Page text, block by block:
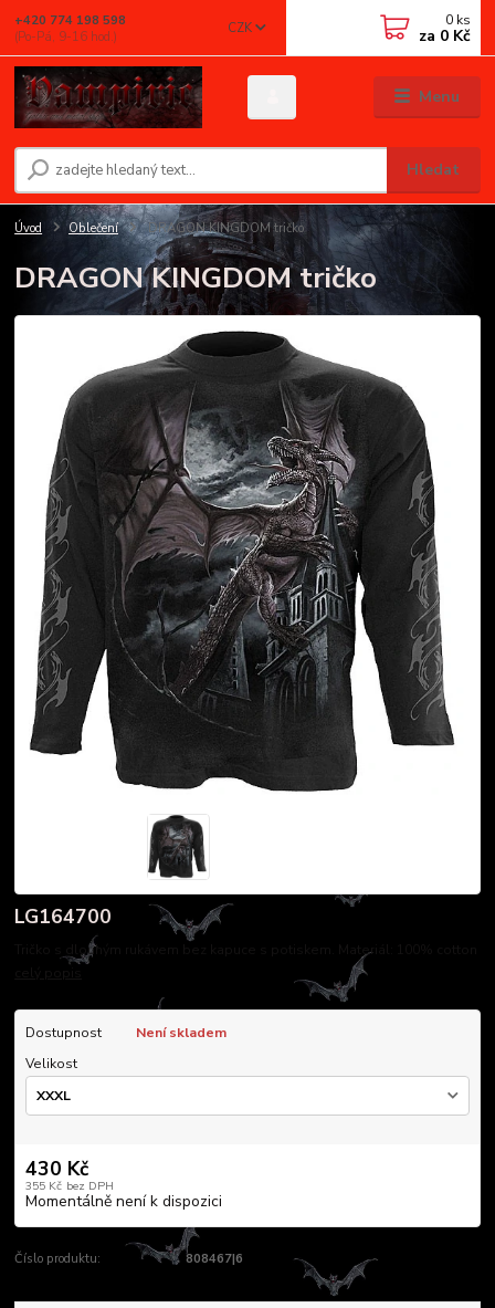
Menu
CZK
Hledat
+420 774 198 598
(Po-Pá, 9-16 hod.)
0 ks
za 0 Kč
Úvod Oblečení DRAGON KINGDOM tričko
DRAGON KINGDOM tričko
LG164700
Tričko s dlouhým rukávem bez kapuce s potiskem. Materiál: 100% cotton
Dostupnost
Není skladem
Velikost
430 Kč
355 Kč bez DPH
Momentálně není k dispozici
Číslo produktu: 808467|6